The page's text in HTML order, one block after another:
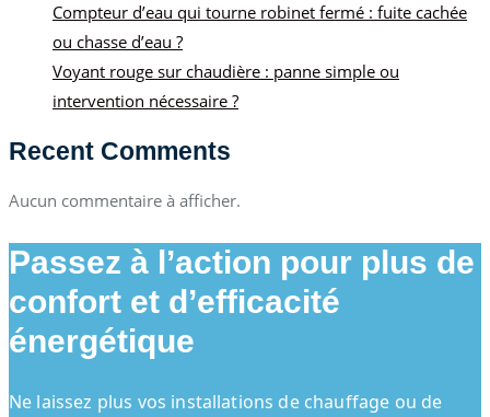
Compteur d’eau qui tourne robinet fermé : fuite cachée
ou chasse d’eau ?
Voyant rouge sur chaudière : panne simple ou
intervention nécessaire ?
Recent Comments
Aucun commentaire à afficher.
Passez à l’action pour plus de
confort et d’efficacité
énergétique
Ne laissez plus vos installations de chauffage ou de